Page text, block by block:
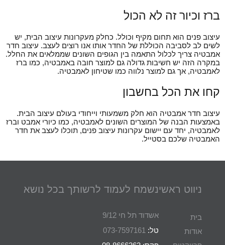
ברז וכיור זה לא הכול
עיצוב פנים הוא תחום מקיף וכולל. כחלק מעקרונות עיצוב הבית, יש
לשים לב לסביבה הכוללת של החדר אותו אנו רוצים לעצב. עיצוב חדר
אמבטיה צריך לכלול התאמה בין הגופים השונים שממלאים את החלל.
במקרה הזה יש חשיבות גדולה גם למוצר חובה באמבטיה, כמו ברז
לאמבטיה, אך גם למוצר נלווה כמו שטיחון לאמבטיה.
קחו את הכל בחשבון
עיצוב חדר אמבטיה הוא חלק משמעותי וייחודי בעולם עיצוב הבית.
באמצעות הבנה של המוצרים השונים לאמבטיה, כמו כיורי אמבט וברז
לאמבטיה, יחד עם יישום עקרונות עיצוב פנים, תוכלו לעצב את חדר
האמבטיה שלכם בסטייל.
ניווט ראשי
בית
אודות
נשמח לעמוד לרשותך בכל נושא
אשדוד תל חי 9/12
טל: 073-7597161